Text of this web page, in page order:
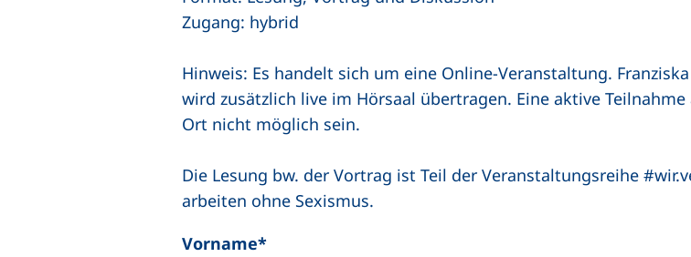
Zugang: hybrid
Hinweis: Es handelt sich um eine Online-Veranstaltung.
wird zusätzlich live im Hörsaal übertragen. Eine aktive
Ort nicht möglich sein.
Die Lesung bw. der Vortrag ist Teil der Veranstaltungsreihe
arbeiten ohne Sexismus.
Vorname*